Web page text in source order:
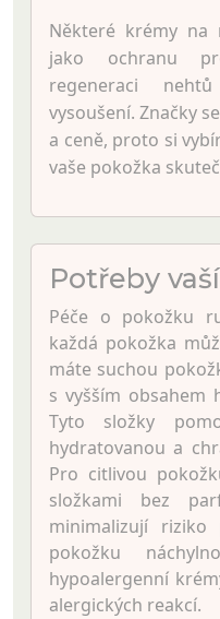
Některé krémy
jako ochranu
regeneraci
vysoušení. Značky
a ceně, proto si
vaše pokožka
Potřeby
Péče o pokožku
každá pokožka
máte suchou
s vyšším obsahem
Tyto složky
hydratovanou a
Pro citlivou
složkami bez
minimalizují riziko
pokožku
hypoalergenní
alergických reakcí.